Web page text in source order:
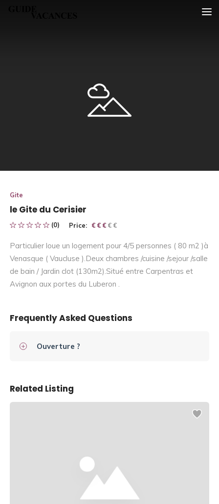
Gite
le Gite du Cerisier
(0) Price: € € € € €
€ € €
Particulier loue un logement pour 4/5 personnes ( 80 m2 )à
Venasque ( Vaucluse ).Deux chambres /cuisine /sejour /salle
de bain / Jardin clot (130m2).Situé entre Carpentras et
Avignon aux portes du Luberon .
Frequently Asked Questions
Ouverture ?
Related Listing